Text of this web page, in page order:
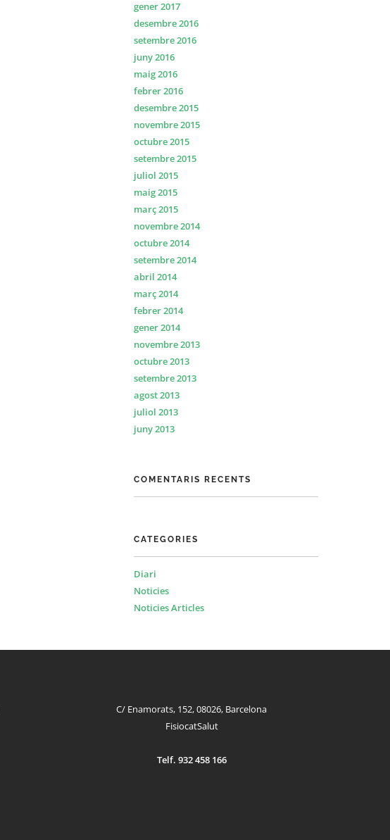
gener 2017
desembre 2016
setembre 2016
juny 2016
maig 2016
febrer 2016
desembre 2015
novembre 2015
octubre 2015
setembre 2015
juliol 2015
maig 2015
març 2015
novembre 2014
octubre 2014
setembre 2014
abril 2014
març 2014
febrer 2014
gener 2014
novembre 2013
octubre 2013
setembre 2013
agost 2013
juliol 2013
juny 2013
COMENTARIS RECENTS
CATEGORIES
Diari
Noticies
Noticies Articles
C/ Enamorats, 152, 08026, Barcelona
FisiocatSalut
Telf. 932 458 166